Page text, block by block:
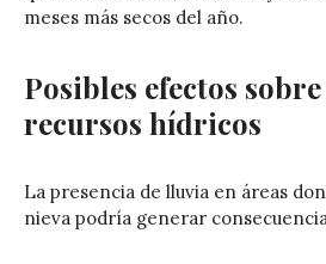
meses más secos del año.
Posibles efectos
recursos hídricos
La presencia de lluvia en áreas
nieva podría generar